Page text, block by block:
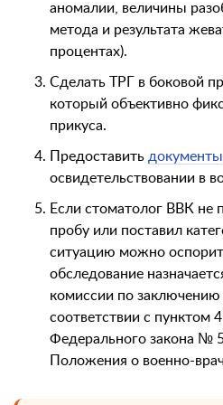
аномалии, величины
метода и результата
процентах).
Сделать ТРГ в боковой
который объективно
прикуса.
Предоставить документы
освидетельствовании в
Если стоматолог ВВК не
пробу или поставил
ситуацию можно
обследование
комиссии по заключению
соответствии с пунктом
Федерального закона №
Положения о военно-